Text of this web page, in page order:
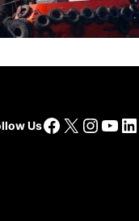
UsFacebook
X